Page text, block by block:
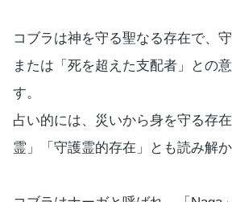
コブラは神を守る聖なる存在で、
または「死を超えた支配者」との
す。
占い的には、災いから身を守る存
霊」「守護霊的存在」とも読み解か